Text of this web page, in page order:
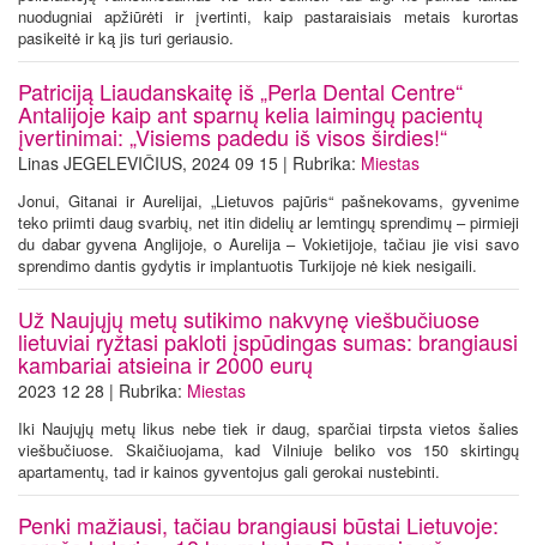
nuodugniai apžiūrėti ir įvertinti, kaip pastaraisiais metais kurortas
pasikeitė ir ką jis turi geriausio.
Patriciją Liaudanskaitę iš „Perla Dental Centre“
Antalijoje kaip ant sparnų kelia laimingų pacientų
įvertinimai: „Visiems padedu iš visos širdies!“
Linas JEGELEVIČIUS, 2024 09 15 | Rubrika: Miestas
Jonui, Gitanai ir Aurelijai, „Lietuvos pajūris“ pašnekovams, gyvenime
teko priimti daug svarbių, net itin didelių ar lemtingų sprendimų – pirmieji
du dabar gyvena Anglijoje, o Aurelija – Vokietijoje, tačiau jie visi savo
sprendimo dantis gydytis ir implantuotis Turkijoje nė kiek nesigaili.
Už Naujųjų metų sutikimo nakvynę viešbučiuose
lietuviai ryžtasi pakloti įspūdingas sumas: brangiausi
kambariai atsieina ir 2000 eurų
2023 12 28 | Rubrika: Miestas
Iki Naujųjų metų likus nebe tiek ir daug, sparčiai tirpsta vietos šalies
viešbučiuose. Skaičiuojama, kad Vilniuje beliko vos 150 skirtingų
apartamentų, tad ir kainos gyventojus gali gerokai nustebinti.
Penki mažiausi, tačiau brangiausi būstai Lietuvoje: